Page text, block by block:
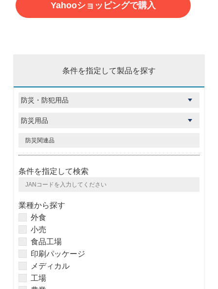
Yahooショッピングで購入
条件を指定して製品を探す
条件を指定して検索
業種から探す
外食
小売
食品工場
印刷パッケージ
メディカル
工場